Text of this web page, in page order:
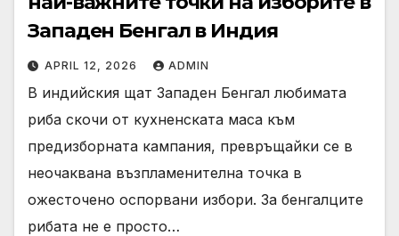
Западен Бенгал в Индия
APRIL 12, 2026 ADMIN
В индийския щат Западен Бенгал любимата
риба скочи от кухненската маса към
предизборната кампания, превръщайки се в
неочаквана възпламенителна точка в
ожесточено оспорвани избори. За бенгалците
рибата не е просто…